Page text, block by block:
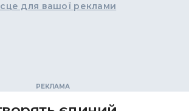
для вашої реклами